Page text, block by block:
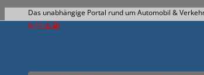
Das unabhängige Portal rund um Automobil &